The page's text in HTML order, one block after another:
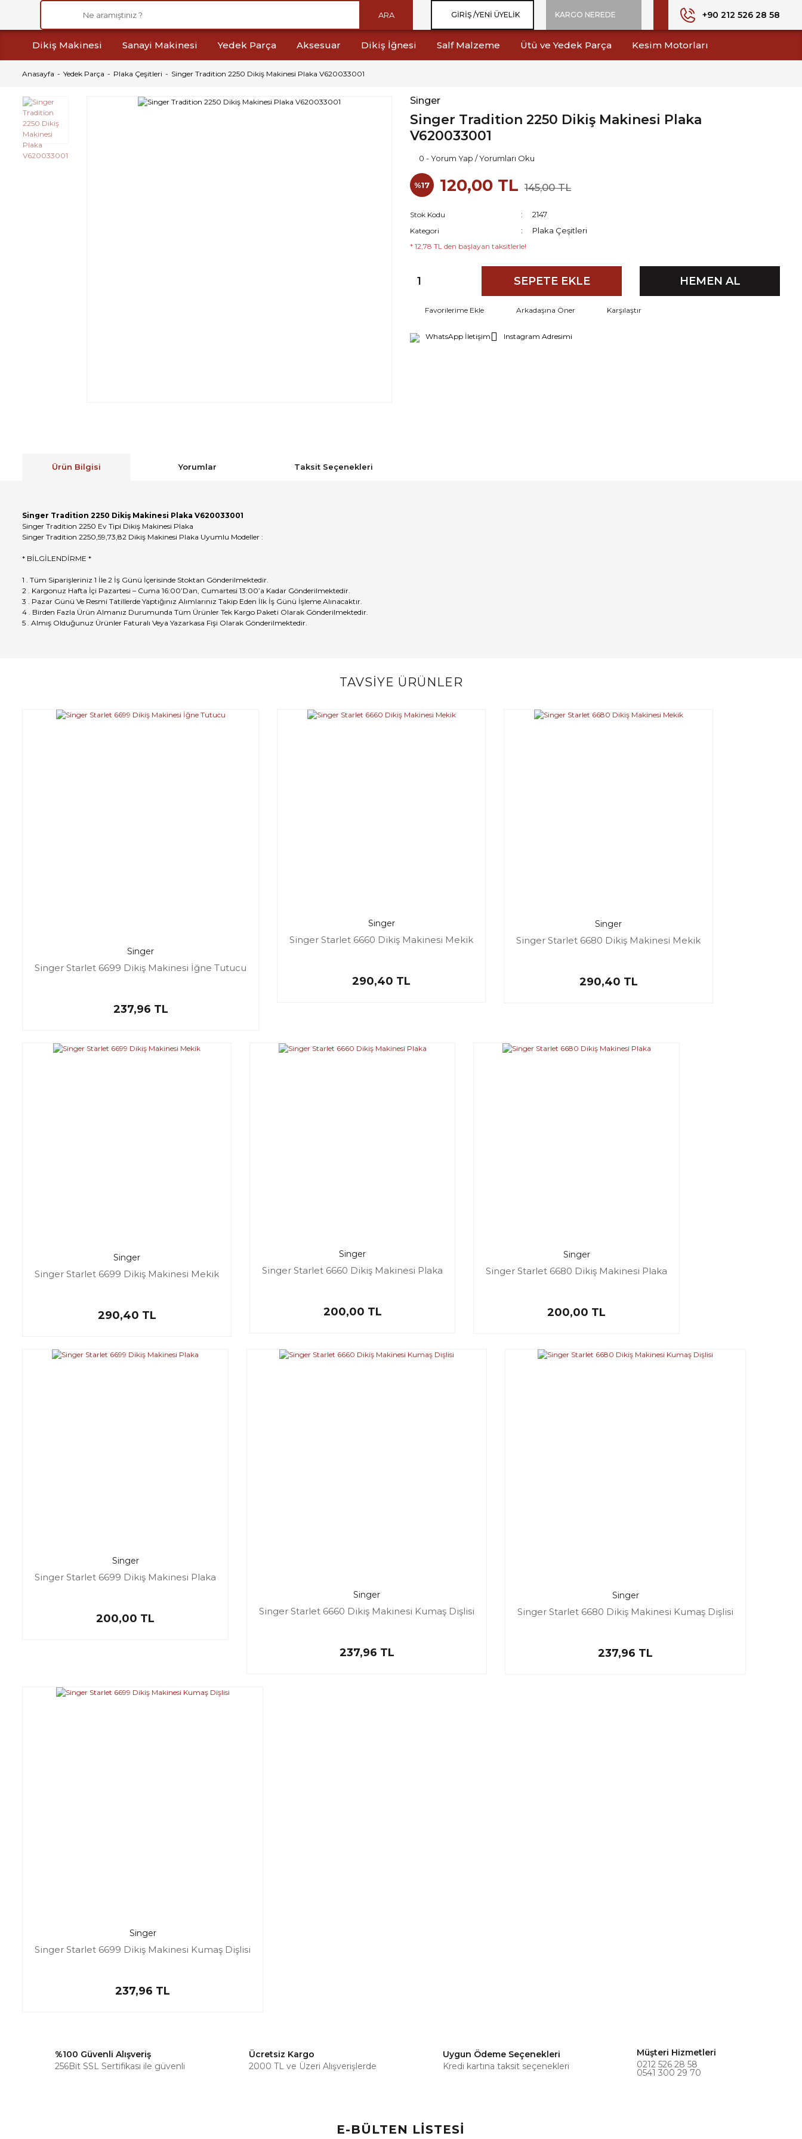
ARA GIRIŞ /YENI ÜYELIK KARGO NEREDE +90 212 526 28 58
Dikiş Makinesi Sanayi Makinesi Yedek Parça Aksesuar Dikiş İğnesi Salf Malzeme Ütü ve Yedek Parça Kesim Motorları
Anasayfa Yedek Parça Plaka Çeşitleri Singer Tradition 2250 Dikiş Makinesi Plaka V620033001
Singer
Singer Tradition 2250 Dikiş Makinesi Plaka
V620033001
0 - Yorum Yap / Yorumları Oku
%17 120,00 TL 145,00 TL
Stok Kodu 2147
Kategori Plaka Çeşitleri
* 12,78 TL den başlayan taksitlerle!
SEPETE EKLE HEMEN AL
Arkadaşına Öner Karşılaştır
WhatsApp İletişim Instagram Adresimi
Ürün Bilgisi Yorumlar Taksit Seçenekleri
Singer Tradition 2250 Dikiş Makinesi Plaka V620033001
Singer Tradition 2250 Ev Tipi Dikiş Makinesi Plaka
Singer Tradition 2250,59,73,82 Dikiş Makinesi Plaka Uyumlu Modeller :
* BİLGİLENDİRME *
1 . Tüm Siparişleriniz 1 İle 2 İş Günü İçerisinde Stoktan Gönderilmektedir.
2 . Kargonuz Hafta İçi Pazartesi – Cuma 16:00’Dan, Cumartesi 13:00’a Kadar Gönderilmektedir.
3 . Pazar Günü Ve Resmi Tatillerde Yaptığınız Alımlarınız Takip Eden İlk İş Günü İşleme Alınacaktır.
4 . Birden Fazla Ürün Almanız Durumunda Tüm Ürünler Tek Kargo Paketi Olarak Gönderilmektedir.
5 . Almış Olduğunuz Ürünler Faturalı Veya Yazarkasa Fişi Olarak Gönderilmektedir.
Bu ürüne ilk yorumu siz yapın!
TAVSİYE ÜRÜNLER
Singer
Singer Starlet 6699 Dikiş Makinesi İğne Tutucu
237,96 TL
Singer
Singer Starlet 6660 Dikiş Makinesi Mekik
290,40 TL
Singer
Singer Starlet 6680 Dikiş Makinesi Mekik
290,40 TL
Singer
Singer Starlet 6699 Dikiş Makinesi Mekik
290,40 TL
Singer
Singer Starlet 6660 Dikiş Makinesi Plaka
200,00 TL
Singer
Singer Starlet 6680 Dikiş Makinesi Plaka
200,00 TL
Singer
Singer Starlet 6699 Dikiş Makinesi Plaka
200,00 TL
Singer
Singer Starlet 6660 Dikiş Makinesi Kumaş Dişlisi
237,96 TL
Singer
Singer Starlet 6680 Dikiş Makinesi Kumaş Dişlisi
237,96 TL
Singer
Singer Starlet 6699 Dikiş Makinesi Kumaş Dişlisi
237,96 TL
%100 Güvenli Alışveriş
256Bit SSL Sertifikası ile güvenli
Ücretsiz Kargo
2000 TL ve Üzeri Alışverişlerde
Uygun Ödeme Seçenekleri
Kredi kartına taksit seçenekleri
Müşteri Hizmetleri
0212 526 28 58
0541 300 29 70
E-BÜLTEN LİSTESİ